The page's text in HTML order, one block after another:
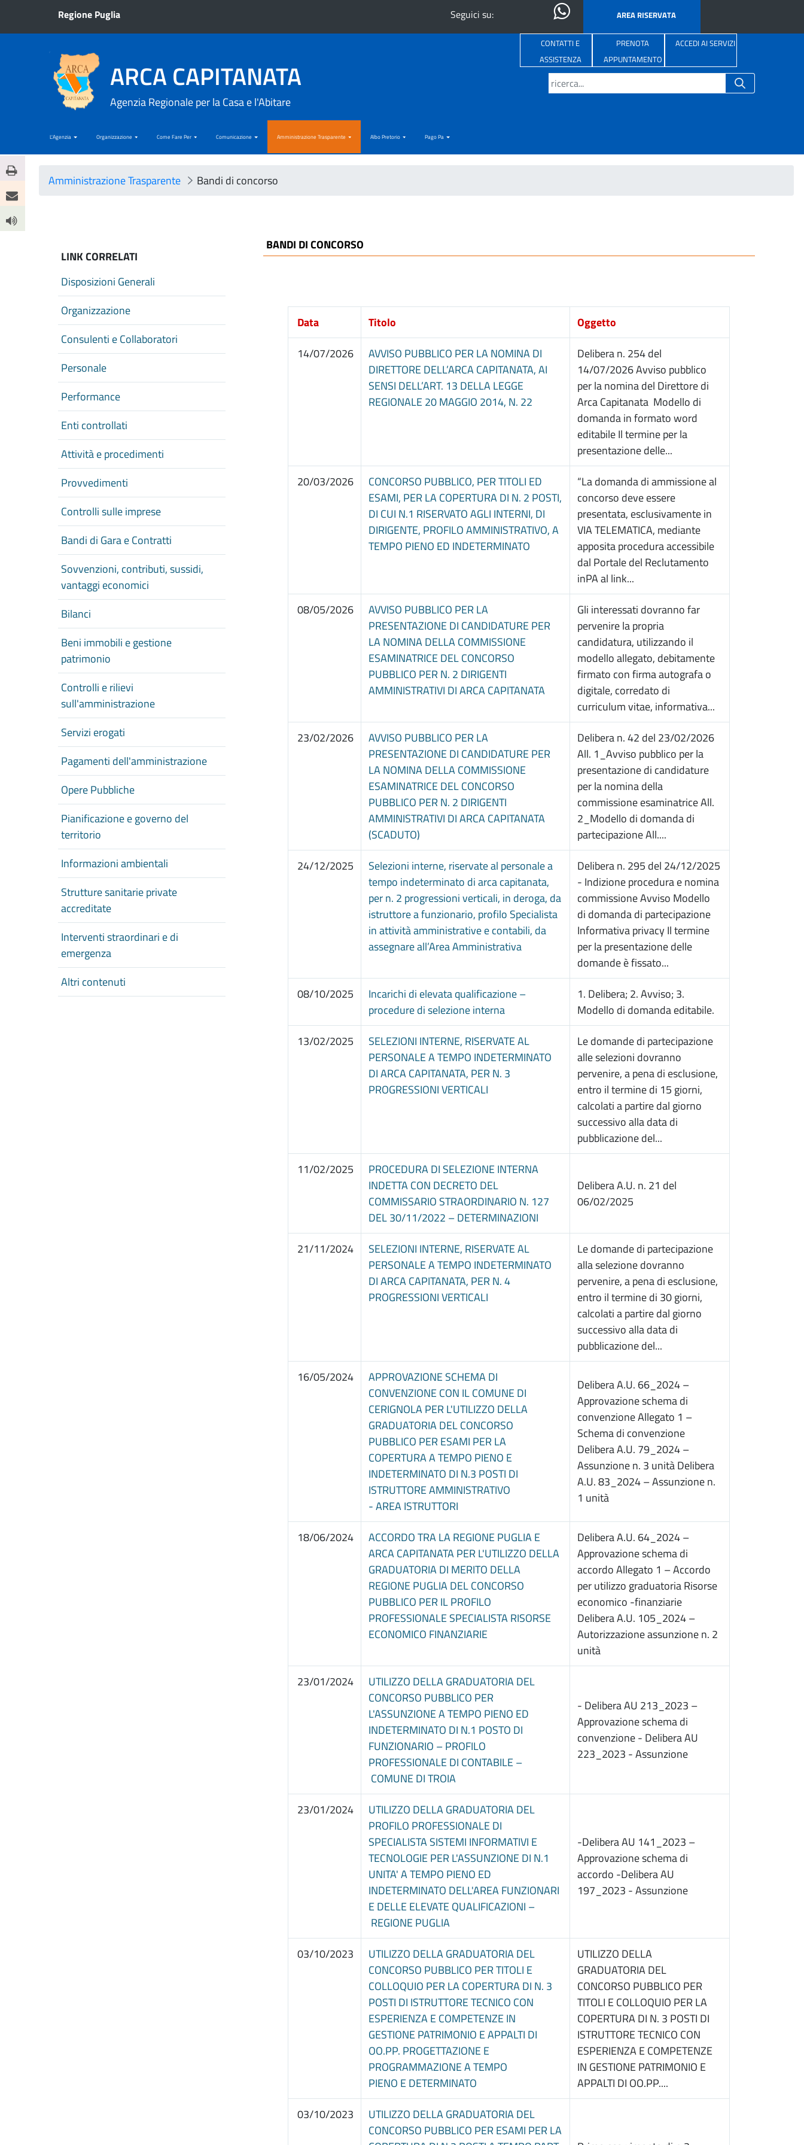
Regione Puglia Seguici su: AREA RISERVATA
ARCA CAPITANATA
Agenzia Regionale per la Casa e l'Abitare
CONTATTI E
ASSISTENZA
PRENOTA
APPUNTAMENTO
ACCEDI AI SERVIZI
L'Agenzia Organizzazione Come Fare Per Comunicazione Amministrazione Trasparente Albo Pretorio Pago Pa
Amministrazione Trasparente Bandi di concorso
LINK CORRELATI
Disposizioni Generali
Organizzazione
Consulenti e Collaboratori
Personale
Performance
Enti controllati
Attività e procedimenti
Provvedimenti
Controlli sulle imprese
Bandi di Gara e Contratti
Sovvenzioni, contributi, sussidi,
vantaggi economici
Bilanci
Beni immobili e gestione
patrimonio
Controlli e rilievi
sull'amministrazione
Servizi erogati
Pagamenti dell'amministrazione
Opere Pubbliche
Pianificazione e governo del
territorio
Informazioni ambientali
Strutture sanitarie private
accreditate
Interventi straordinari e di
emergenza
Altri contenuti
BANDI DI CONCORSO
Data Titolo
Oggetto
14/07/2026
AVVISO PUBBLICO PER LA NOMINA DI
DIRETTORE DELL’ARCA CAPITANATA, AI
SENSI DELL’ART. 13 DELLA LEGGE
REGIONALE 20 MAGGIO 2014, N. 22
Delibera n. 254 del
14/07/2026 ​​​​​ Avviso pubblico
per la nomina del Direttore di
Arca Capitanata Modello di
domanda in formato word
editabile Il termine per la
presentazione delle...
20/03/2026
CONCORSO PUBBLICO, PER TITOLI ED
ESAMI, PER LA COPERTURA DI N. 2 POSTI,
DI CUI N.1 RISERVATO AGLI INTERNI, DI
DIRIGENTE, PROFILO AMMINISTRATIVO, A
TEMPO PIENO ED INDETERMINATO
“La domanda di ammissione al
concorso deve essere
presentata, esclusivamente in
VIA TELEMATICA, mediante
apposita procedura accessibile
dal Portale del Reclutamento
inPA al link...
08/05/2026
AVVISO PUBBLICO PER LA
PRESENTAZIONE DI CANDIDATURE PER
LA NOMINA DELLA COMMISSIONE
ESAMINATRICE DEL CONCORSO
PUBBLICO PER N. 2 DIRIGENTI
AMMINISTRATIVI DI ARCA CAPITANATA
Gli interessati dovranno far
pervenire la propria
candidatura, utilizzando il
modello allegato, debitamente
firmato con firma autografa o
digitale, corredato di
curriculum vitae, informativa...
23/02/2026
AVVISO PUBBLICO PER LA
PRESENTAZIONE DI CANDIDATURE PER
LA NOMINA DELLA COMMISSIONE
ESAMINATRICE DEL CONCORSO
PUBBLICO PER N. 2 DIRIGENTI
AMMINISTRATIVI DI ARCA CAPITANATA
(SCADUTO)
Delibera n. 42 del 23/02/2026
All. 1_Avviso pubblico per la
presentazione di candidature
per la nomina della
commissione esaminatrice All.
2_Modello di domanda di
partecipazione All....
24/12/2025
Selezioni interne, riservate al personale a
tempo indeterminato di arca capitanata,
per n. 2 progressioni verticali, in deroga, da
istruttore a funzionario, profilo Specialista
in attività amministrative e contabili, da
assegnare all’Area Amministrativa
Delibera n. 295 del 24/12/2025
- Indizione procedura e nomina
commissione Avviso Modello
di domanda di partecipazione
Informativa privacy Il termine
per la presentazione delle
domande è fissato...
08/10/2025
Incarichi di elevata qualificazione –
procedure di selezione interna
1. Delibera; 2. Avviso; 3.
Modello di domanda editabile.
13/02/2025
SELEZIONI INTERNE, RISERVATE AL
PERSONALE A TEMPO INDETERMINATO
DI ARCA CAPITANATA, PER N. 3
PROGRESSIONI VERTICALI
Le domande di partecipazione
alle selezioni dovranno
pervenire, a pena di esclusione,
entro il termine di 15 giorni,
calcolati a partire dal giorno
successivo alla data di
pubblicazione del...
11/02/2025
PROCEDURA DI SELEZIONE INTERNA
INDETTA CON DECRETO DEL
COMMISSARIO STRAORDINARIO N. 127
DEL 30/11/2022 – DETERMINAZIONI
Delibera A.U. n. 21 del
06/02/2025
21/11/2024
SELEZIONI INTERNE, RISERVATE AL
PERSONALE A TEMPO INDETERMINATO
DI ARCA CAPITANATA, PER N. 4
PROGRESSIONI VERTICALI
Le domande di partecipazione
alla selezione dovranno
pervenire, a pena di esclusione,
entro il termine di 30 giorni,
calcolati a partire dal giorno
successivo alla data di
pubblicazione del...
16/05/2024
APPROVAZIONE SCHEMA DI
CONVENZIONE CON IL COMUNE DI
CERIGNOLA PER L'UTILIZZO DELLA
GRADUATORIA DEL CONCORSO
PUBBLICO PER ESAMI PER LA
COPERTURA A TEMPO PIENO E
INDETERMINATO DI N.3 POSTI DI
ISTRUTTORE AMMINISTRATIVO
- AREA ISTRUTTORI
Delibera A.U. 66_2024 –
Approvazione schema di
convenzione Allegato 1 –
Schema di convenzione
Delibera A.U. 79_2024 –
Assunzione n. 3 unità Delibera
A.U. 83_2024 – Assunzione n.
1 unità
18/06/2024
ACCORDO TRA LA REGIONE PUGLIA E
ARCA CAPITANATA PER L'UTILIZZO DELLA
GRADUATORIA DI MERITO DELLA
REGIONE PUGLIA DEL CONCORSO
PUBBLICO PER IL PROFILO
PROFESSIONALE SPECIALISTA RISORSE
ECONOMICO FINANZIARIE
Delibera A.U. 64_2024 –
Approvazione schema di
accordo Allegato 1 – Accordo
per utilizzo graduatoria Risorse
economico -finanziarie
Delibera A.U. 105_2024 –
Autorizzazione assunzione n. 2
unità
23/01/2024
UTILIZZO DELLA GRADUATORIA DEL
CONCORSO PUBBLICO PER
L'ASSUNZIONE A TEMPO PIENO ED
INDETERMINATO DI N.1 POSTO DI
FUNZIONARIO – PROFILO
PROFESSIONALE DI CONTABILE –
COMUNE DI TROIA
- Delibera AU 213_2023 –
Approvazione schema di
convenzione - Delibera AU
223_2023 - Assunzione
23/01/2024
UTILIZZO DELLA GRADUATORIA DEL
PROFILO PROFESSIONALE DI
SPECIALISTA SISTEMI INFORMATIVI E
TECNOLOGIE PER L'ASSUNZIONE DI N.1
UNITA' A TEMPO PIENO ED
INDETERMINATO DELL'AREA FUNZIONARI
E DELLE ELEVATE QUALIFICAZIONI –
REGIONE PUGLIA
-Delibera AU 141_2023 –
Approvazione schema di
accordo -Delibera AU
197_2023 - Assunzione
03/10/2023
UTILIZZO DELLA GRADUATORIA DEL
CONCORSO PUBBLICO PER TITOLI E
COLLOQUIO PER LA COPERTURA DI N. 3
POSTI DI ISTRUTTORE TECNICO CON
ESPERIENZA E COMPETENZE IN
GESTIONE PATRIMONIO E APPALTI DI
OO.PP. PROGETTAZIONE E
PROGRAMMAZIONE A TEMPO
PIENO E DETERMINATO
UTILIZZO DELLA
GRADUATORIA DEL
CONCORSO PUBBLICO PER
TITOLI E COLLOQUIO PER LA
COPERTURA DI N. 3 POSTI DI
ISTRUTTORE TECNICO CON
ESPERIENZA E COMPETENZE
IN GESTIONE PATRIMONIO E
APPALTI DI OO.PP....
03/10/2023
UTILIZZO DELLA GRADUATORIA DEL
CONCORSO PUBBLICO PER ESAMI PER LA